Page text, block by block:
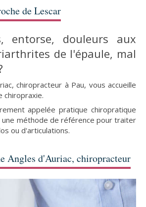
de Lescar
entorse, douleurs aux
de l'épaule, mal
chiropracteur à Pau, vous accueille
chiropraxie.
appelée pratique chiropratique
méthode de référence pour traiter
ou d'articulations.
Angles d'Auriac, chiropracteur